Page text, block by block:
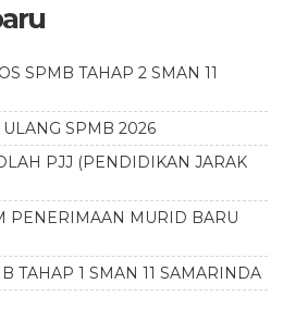
SPMB TAHAP 2 SMAN 11
SPMB 2026
PJJ (PENDIDIKAN JARAK
PENERIMAAN MURID BARU
TAHAP 1 SMAN 11 SAMARINDA